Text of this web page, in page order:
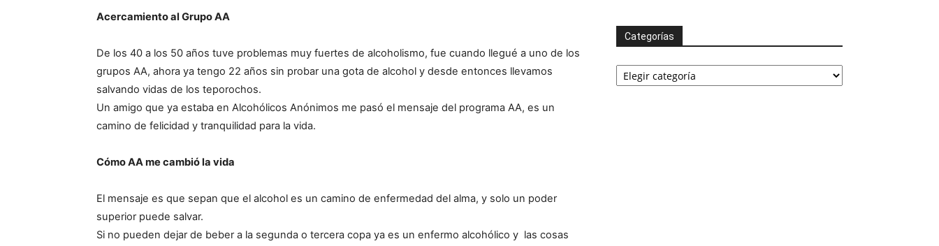
Acercamiento al Grupo AA
De los 40 a los 50 años tuve problemas muy fuertes de alcoholismo, fue cuando llegué a uno de los
grupos AA, ahora ya tengo 22 años sin probar una gota de alcohol y desde entonces llevamos
salvando vidas de los teporochos.
Un amigo que ya estaba en Alcohólicos Anónimos me pasó el mensaje del programa AA, es un
camino de felicidad y tranquilidad para la vida.
Cómo AA me cambió la vida
El mensaje es que sepan que el alcohol es un camino de enfermedad del alma, y solo un poder
superior puede salvar.
Si no pueden dejar de beber a la segunda o tercera copa ya es un enfermo alcohólico y las cosas
Categorías
Categorías